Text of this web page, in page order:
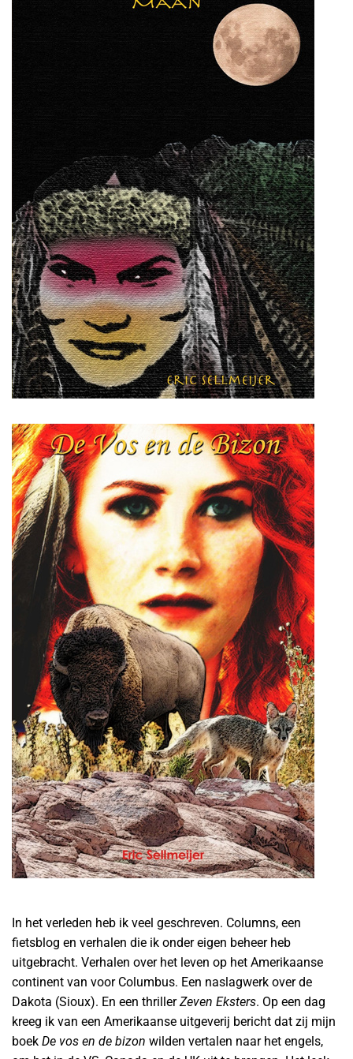
In het verleden heb ik veel geschreven. Columns, een
fietsblog en verhalen die ik onder eigen beheer heb
uitgebracht. Verhalen over het leven op het Amerikaanse
continent van voor Columbus. Een naslagwerk over de
Dakota (Sioux). En een thrillerZeven Eksters. Op een dag
kreeg ik van een Amerikaanse uitgeverij bericht dat zij mijn
boek De vos en de bizon wilden vertalen naar het engels,